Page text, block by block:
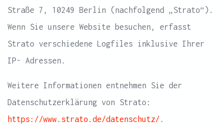
Straße 7, 10249 Berlin (nachfolgend „Strato“).
Wenn Sie unsere Website besuchen, erfasst
Strato verschiedene Logfiles inklusive Ihrer
IP- Adressen.
Weitere Informationen entnehmen Sie der
Datenschutzerklärung von Strato:
https://www.strato.de/datenschutz/ .